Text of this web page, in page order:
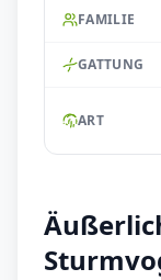
FAMILIE
GATTUNG
ART